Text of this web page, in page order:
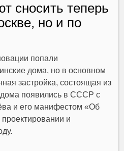
сносить теперь
но и по
попали
дома, но в основном
застройка, состоящая из
дома появились в СССР с
и его манифестом «Об
и